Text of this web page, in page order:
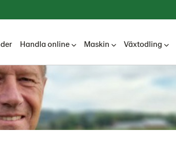
Handla online Maskin Växtodling